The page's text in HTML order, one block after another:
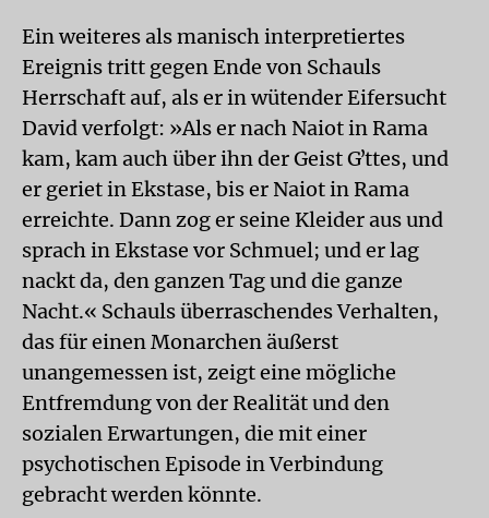
Ein weiteres als manisch interpretiertes
Ereignis tritt gegen Ende von Schauls
Herrschaft auf, als er in wütender Eifersucht
David verfolgt: »Als er nach Naiot in Rama
kam, kam auch über ihn der Geist Gʼttes, und
er geriet in Ekstase, bis er Naiot in Rama
erreichte. Dann zog er seine Kleider aus und
sprach in Ekstase vor Schmuel; und er lag
nackt da, den ganzen Tag und die ganze
Nacht.« Schauls überraschendes Verhalten,
das für einen Monarchen äußerst
unangemessen ist, zeigt eine mögliche
Entfremdung von der Realität und den
sozialen Erwartungen, die mit einer
psychotischen Episode in Verbindung
gebracht werden könnte.